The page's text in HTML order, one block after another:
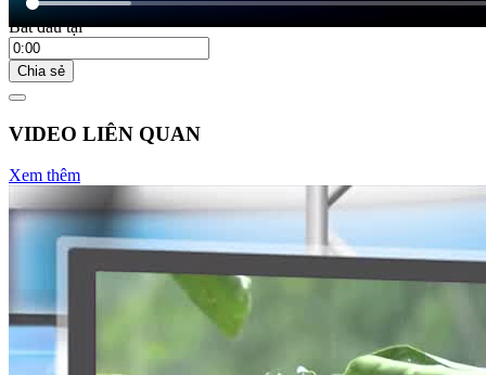
Bắt đầu tại
Chia sẻ
VIDEO LIÊN QUAN
Xem thêm